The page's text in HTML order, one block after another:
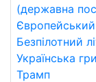
(державна
Безпілотний
Українська
Трамп